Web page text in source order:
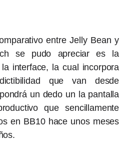
entre Jelly Bean y
se pudo apreciar es la
interface, la cual incorpora
que van desde
un dedo un la pantalla
que sencillamente
en BB10 hace unos meses